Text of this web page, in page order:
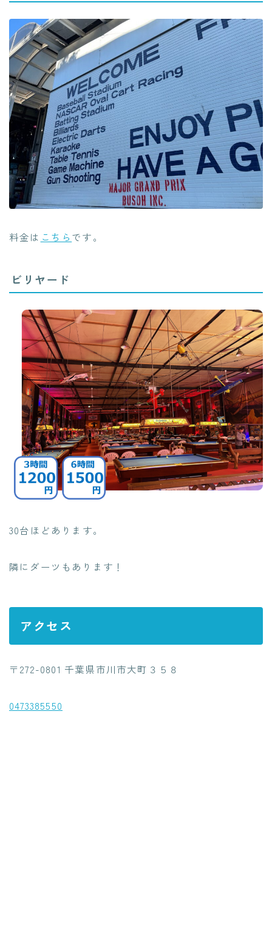
料金は こちら です。
ビリヤード
30台ほどあります。
隣にダーツもあります！
アクセス
〒272-0801 千葉県市川市大町３５８
0473385550